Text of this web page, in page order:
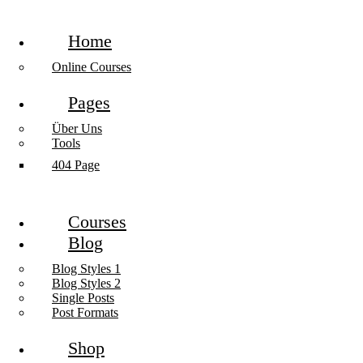
Home
Online Courses
Pages
Über Uns
Tools
404 Page
Courses
Blog
Blog Styles 1
Blog Styles 2
Single Posts
Post Formats
Shop